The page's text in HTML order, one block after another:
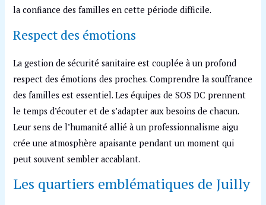
la confiance des familles en cette période difficile.
Respect des émotions
La gestion de sécurité sanitaire est couplée à un profond
respect des émotions des proches. Comprendre la souffrance
des familles est essentiel. Les équipes de SOS DC prennent
le temps d’écouter et de s’adapter aux besoins de chacun.
Leur sens de l’humanité allié à un professionnalisme aigu
crée une atmosphère apaisante pendant un moment qui
peut souvent sembler accablant.
Les quartiers emblématiques de Juilly